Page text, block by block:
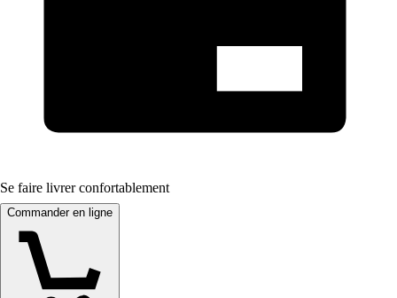
Se faire livrer confortablement
Commander en ligne